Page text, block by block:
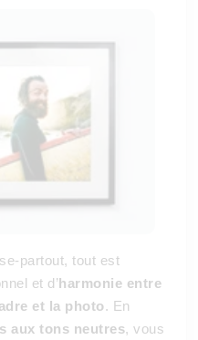
partout, tout est
et d’harmonie entre
et la photo. En
aux tons neutres, vous